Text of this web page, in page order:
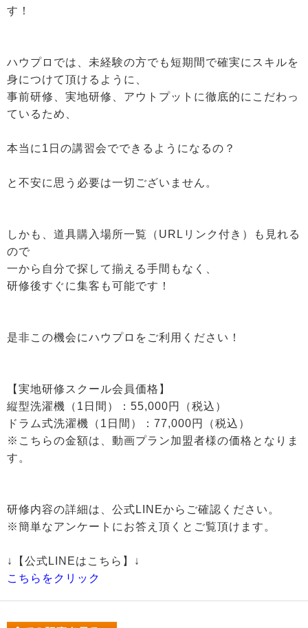
す！
ハウプロでは、未経験の方でも短期間で確実にスキルを
身につけて頂けるように、
事前研修、実地研修、アウトプットに徹底的にこだわっ
ているため、
本当に1日の講習会でできるようになるの？
と不安に思う必要は一切ございません。
しかも、道具購入場所一覧（URLリンク付き）も見れる
ので
一から自分で探して揃える手間もなく、
研修後すぐに集客も可能です！
是非この機会にハウプロをご利用ください！
【実地研修スクール会員価格】
縦型洗濯機（1日間）：55,000円（税込）
ドラム式洗濯機（1日間）：77,000円（税込）
※こちらの金額は、動画プラン加盟者様の価格となりま
す。
研修内容の詳細は、公式LINEからご確認ください。
※簡単なアンケートにお答え頂くとご覧頂けます。
↓【公式LINEはこちら】↓
こちらをクリック